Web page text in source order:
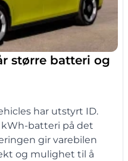
større batteri og
har utstyrt ID.
kWh-batteri på det
gir varebilen
og mulighet til å